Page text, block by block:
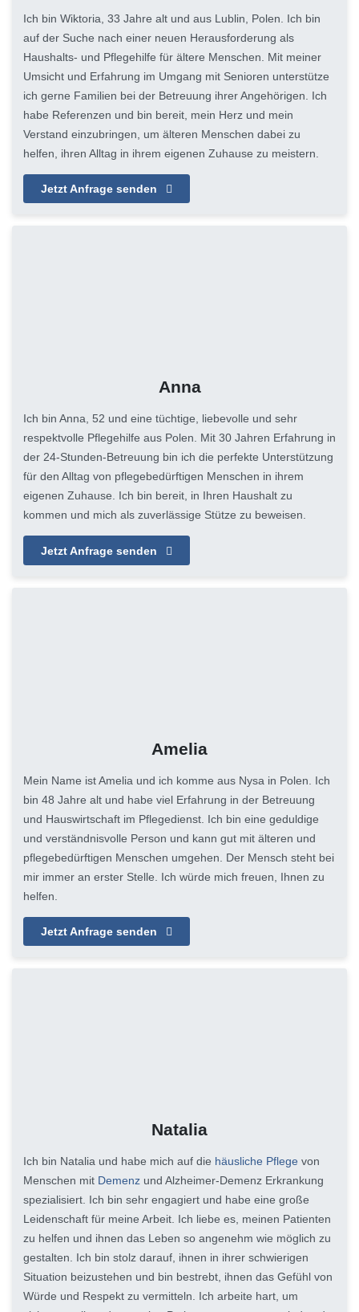
Ich bin Wiktoria, 33 Jahre alt und aus Lublin, Polen. Ich bin
auf der Suche nach einer neuen Herausforderung als
Haushalts- und Pflegehilfe für ältere Menschen. Mit meiner
Umsicht und Erfahrung im Umgang mit Senioren unterstütze
ich gerne Familien bei der Betreuung ihrer Angehörigen. Ich
habe Referenzen und bin bereit, mein Herz und mein
Verstand einzubringen, um älteren Menschen dabei zu
helfen, ihren Alltag in ihrem eigenen Zuhause zu meistern.
Jetzt Anfrage senden
Anna
Ich bin Anna, 52 und eine tüchtige, liebevolle und sehr
respektvolle Pflegehilfe aus Polen. Mit 30 Jahren Erfahrung in
der 24-Stunden-Betreuung bin ich die perfekte Unterstützung
für den Alltag von pflegebedürftigen Menschen in ihrem
eigenen Zuhause. Ich bin bereit, in Ihren Haushalt zu
kommen und mich als zuverlässige Stütze zu beweisen.
Jetzt Anfrage senden
Amelia
Mein Name ist Amelia und ich komme aus Nysa in Polen. Ich
bin 48 Jahre alt und habe viel Erfahrung in der Betreuung
und Hauswirtschaft im Pflegedienst. Ich bin eine geduldige
und verständnisvolle Person und kann gut mit älteren und
pflegebedürftigen Menschen umgehen. Der Mensch steht bei
mir immer an erster Stelle. Ich würde mich freuen, Ihnen zu
helfen.
Jetzt Anfrage senden
Natalia
Ich bin Natalia und habe mich auf die häusliche Pflege von
Menschen mit Demenz und Alzheimer-Demenz Erkrankung
spezialisiert. Ich bin sehr engagiert und habe eine große
Leidenschaft für meine Arbeit. Ich liebe es, meinen Patienten
zu helfen und ihnen das Leben so angenehm wie möglich zu
gestalten. Ich bin stolz darauf, ihnen in ihrer schwierigen
Situation beizustehen und bin bestrebt, ihnen das Gefühl von
Würde und Respekt zu vermitteln. Ich arbeite hart, um